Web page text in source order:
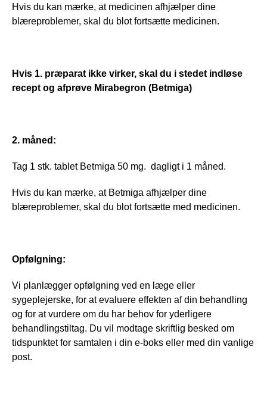
Hvis du kan mærke, at medicinen afhjælper dine
blæreproblemer, skal du blot fortsætte medicinen.
Hvis 1. præparat ikke virker, skal du i stedet indløse
recept og afprøve Mirabegron (Betmiga)
2. måned:
Tag 1 stk. tablet Betmiga 50 mg.  dagligt i 1 måned.
Hvis du kan mærke, at Betmiga afhjælper dine
blæreproblemer, skal du blot fortsætte med medicinen.
Opfølgning:
Vi planlægger opfølgning ved en læge eller
sygeplejerske, for at evaluere effekten af din behandling
og for at vurdere om du har behov for yderligere
behandlingstiltag. Du vil modtage skriftlig besked om
tidspunktet for samtalen i din e-boks eller med din vanlige
post.